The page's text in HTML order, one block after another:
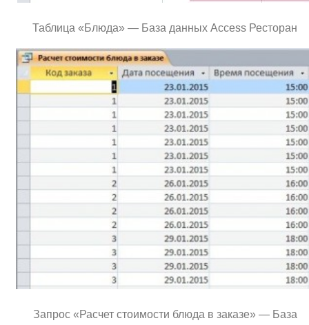
Таблица «Блюда» — База данных Access Ресторан
Запрос «Расчет стоимости блюда в заказе» — База